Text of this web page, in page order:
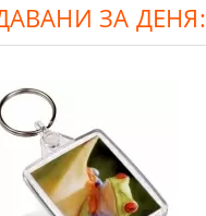
ЗА ДЕНЯ: